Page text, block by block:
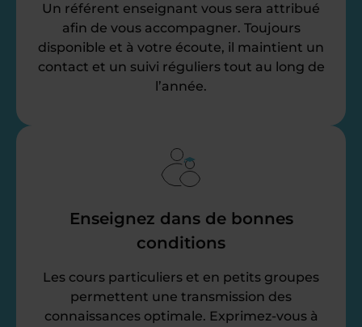
Un référent enseignant vous sera attribué
afin de vous accompagner. Toujours
disponible et à votre écoute, il maintient un
contact et un suivi réguliers tout au long de
l’année.
Enseignez dans de bonnes
conditions
Les cours particuliers et en petits groupes
permettent une transmission des
connaissances optimale. Exprimez-vous à